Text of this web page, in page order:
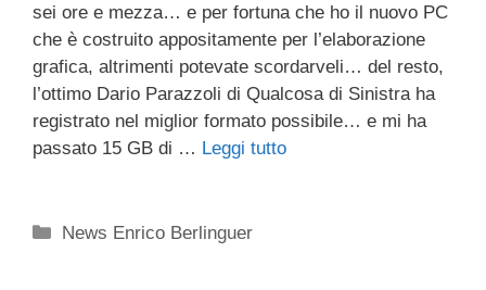
sei ore e mezza… e per fortuna che ho il nuovo PC
che è costruito appositamente per l’elaborazione
grafica, altrimenti potevate scordarveli… del resto,
l’ottimo Dario Parazzoli di Qualcosa di Sinistra ha
registrato nel miglior formato possibile… e mi ha
passato 15 GB di … Leggi tutto
Categorie
News Enrico Berlinguer